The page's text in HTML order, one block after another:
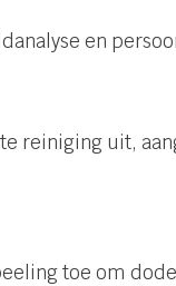
en
reiniging uit,
toe om